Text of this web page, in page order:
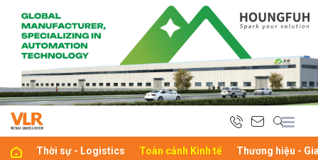
Thời sự - Logistics Toàn cảnh Kinh tế Thương hiệu -
luận